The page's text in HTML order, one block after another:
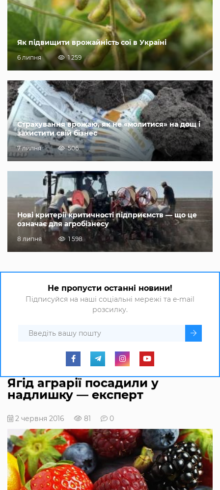
Як підвищити врожайність сої в Україні
6 липня 1 259
Страхування врожаю, як не «молитися» на дощ і
захистити свій бізнес
7 липня 506
Нові критерії критичності підприємств — що це
означає для агробізнесу
8 липня 1 598
Не пропусти останні новини!
Підписуйся на наші соціальні мережі та e-mail
розсилку.
Ягід аграрії посадили у
надлишку — експерт
2 червня 2016 81 0